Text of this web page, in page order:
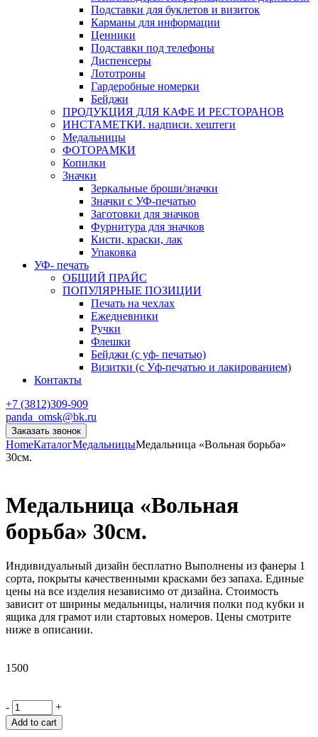
Подставки для буклетов и визиток
Карманы для информации
Ценники
Подставки под телефоны
Диспенсеры
Лототроны
Гардеробные номерки
Бейджи
ПРОДУКЦИЯ ДЛЯ КАФЕ И РЕСТОРАНОВ
ИНСТАМЕТКИ. надписи. хештеги
Медальницы
ФОТОРАМКИ
Копилки
Значки
Зеркальные броши/значки
Значки с УФ-печатью
Заготовки для значков
Фурнитура для значков
Кисти, краски, лак
Упаковка
УФ- печать
ОБЩИЙ ПРАЙС
ПОПУЛЯРНЫЕ ПОЗИЦИИ
Печать на чехлах
Ежедневники
Ручки
Флешки
Бейджи (с уф- печатью)
Визитки (с Уф-печатью и лакированием)
Контакты
+7 (3812)309-909
panda_omsk@bk.ru
Заказать звонок
HomeКаталогМедальницыМедальница «Вольная борьба»
30см.
Медальница «Вольная
борьба» 30см.
Индивидуальный дизайн бесплатно Выполнены из фанеры 1
сорта, покрыты качественными красками без запаха. Единые
цены на все изделия независимо от дизайна. Стоимость
зависит от ширины медальницы, наличия полки под кубки и
ящика для грамот или стартовых номеров. Цены смотрите
ниже в описании.
1500
- +
Add to cart